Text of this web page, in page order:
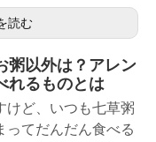
読む
粥以外は？アレン
れるものとは
けど、いつも七草粥
ってだんだん食べる